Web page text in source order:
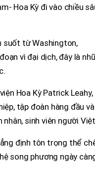
Hoa Kỳ đi vào chiều
suốt từ Washington,
vì đại dịch, đây là
Hoa Kỳ Patrick Leahy,
tập đoàn hàng đầu
sinh viên người
định tôn trọng thể
song phương ngày